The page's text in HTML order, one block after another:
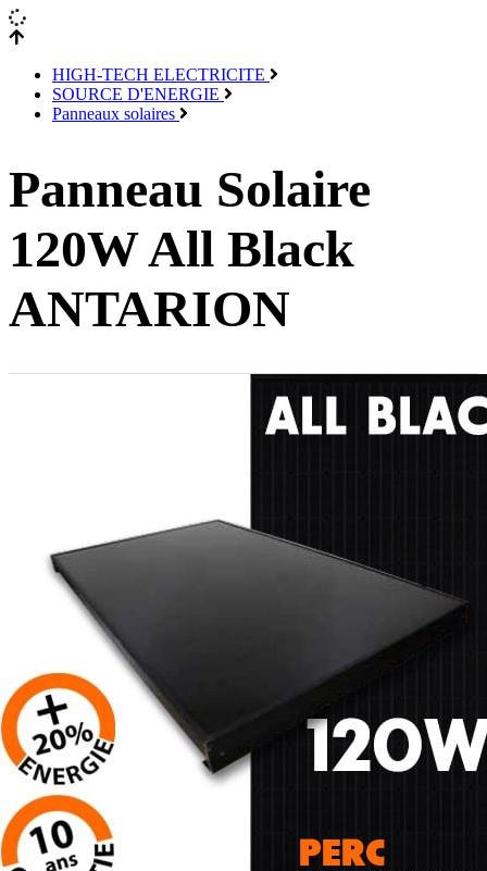
HIGH-TECH ELECTRICITE
SOURCE D'ENERGIE
Panneaux solaires
Panneau Solaire
120W All Black
ANTARION